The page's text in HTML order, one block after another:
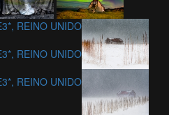
REINO UNIDO
REINO UNIDO
REINO UNIDO